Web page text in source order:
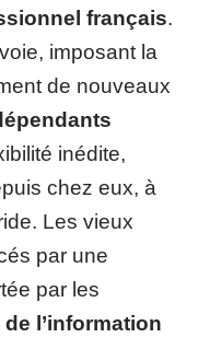
français.
imposant la
de nouveaux
inédite,
chez eux, à
Les vieux
par une
par les
l’information